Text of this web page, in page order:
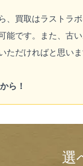
、買取はラストラ
能です。また、古
だければと思いま
ら！
選